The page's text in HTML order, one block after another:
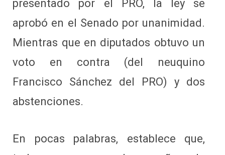
presentado por el PRO, la ley se
aprobó en el Senado por unanimidad.
Mientras que en diputados obtuvo un
voto en contra (del neuquino
Francisco Sánchez del PRO) y dos
abstenciones.
En pocas palabras, establece que,